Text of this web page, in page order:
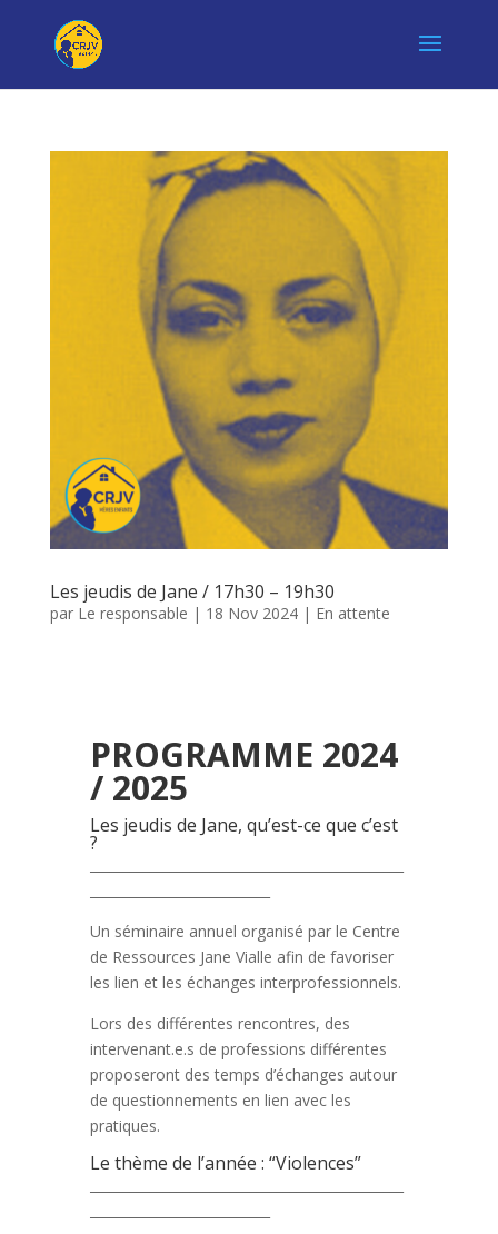
Les jeudis de Jane / 17h30 – 19h30
par Le responsable | 18 Nov 2024| En attente
PROGRAMME 2024
/ 2025
Les jeudis de Jane, qu’est-ce que c’est
?
Un séminaire annuel organisé par le Centre
de Ressources Jane Vialle afin de favoriser
les lien et les échanges interprofessionnels.
Lors des différentes rencontres, des
intervenant.e.s de professions différentes
proposeront des temps d’échanges autour
de questionnements en lien avec les
pratiques.
Le thème de l’année : “Violences”